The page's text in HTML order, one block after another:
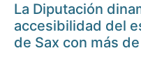
La Diputación
accesibilidad del
de Sax con más